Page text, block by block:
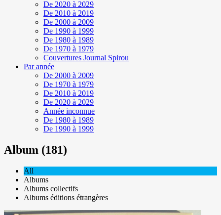
De 2020 à 2029
De 2010 à 2019
De 2000 à 2009
De 1990 à 1999
De 1980 à 1989
De 1970 à 1979
Couvertures Journal Spirou
Par année
De 2000 à 2009
De 1970 à 1979
De 2010 à 2019
De 2020 à 2029
Année inconnue
De 1980 à 1989
De 1990 à 1999
Album (181)
All
Albums
Albums collectifs
Albums éditions étrangères